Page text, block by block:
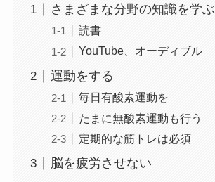
さまざまな分野の知識を学ぶ
読書
YouTube、オーディブル
運動をする
毎日有酸素運動を
たまに無酸素運動も行う
定期的な筋トレは必須
脳を疲労させない